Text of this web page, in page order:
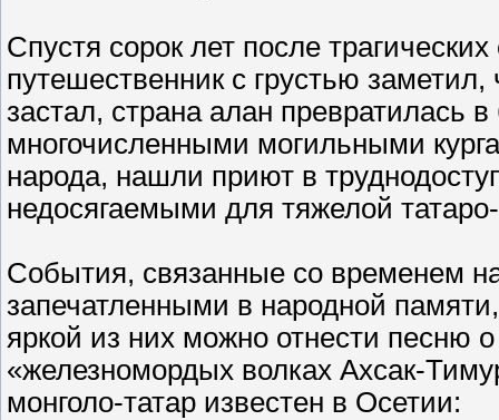
Спустя сорок лет после
путешественник с грустью
застал, страна алан превратилась
многочисленными могильными
народа, нашли приют в
недосягаемыми для тяжелой
События, связанные со временем
запечатленными в народной
яркой из них можно отнести песню
«железномордых волках Ахсак-
монголо-татар известен в Осетии: